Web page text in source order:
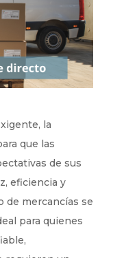
la
que las
de sus
eficiencia y
de mercancías se
para quienes